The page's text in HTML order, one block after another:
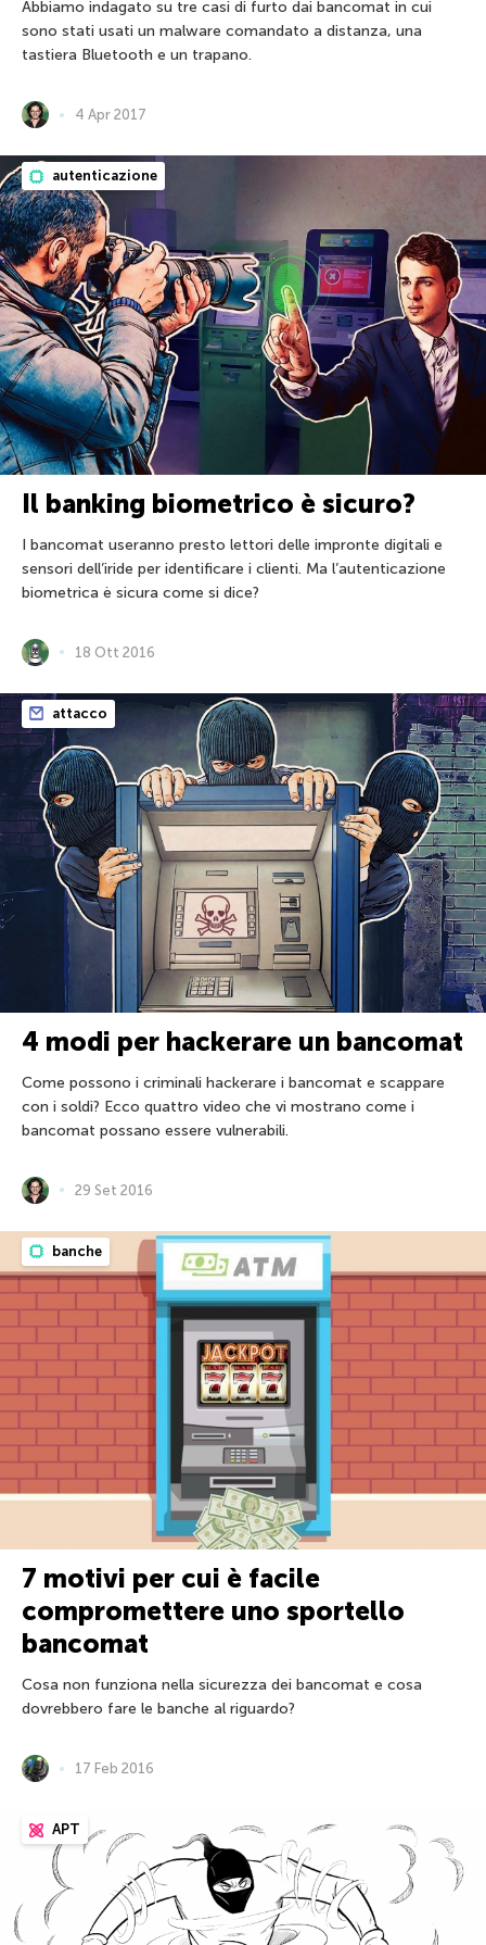
Abbiamo indagato su tre casi di furto dai bancomat in cui
sono stati usati un malware comandato a distanza, una
tastiera Bluetooth e un trapano.
4 Apr 2017
autenticazione
Il banking biometrico è sicuro?
I bancomat useranno presto lettori delle impronte digitali e
sensori dell’iride per identificare i clienti. Ma l’autenticazione
biometrica è sicura come si dice?
18 Ott 2016
attacco
4 modi per hackerare un bancomat
Come possono i criminali hackerare i bancomat e scappare
con i soldi? Ecco quattro video che vi mostrano come i
bancomat possano essere vulnerabili.
29 Set 2016
banche
7 motivi per cui è facile
compromettere uno sportello
bancomat
Cosa non funziona nella sicurezza dei bancomat e cosa
dovrebbero fare le banche al riguardo?
17 Feb 2016
APT